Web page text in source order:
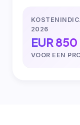
2026
EUR
VOOR EEN